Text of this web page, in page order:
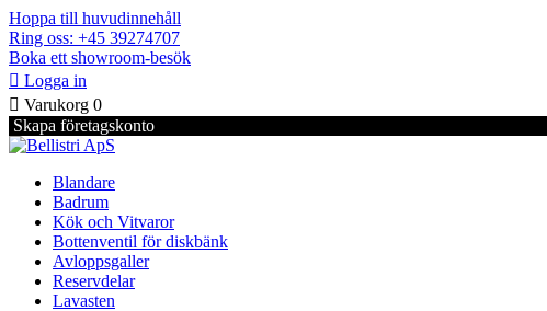
Hoppa till huvudinnehåll
Ring oss: +45 39274707
Boka ett showroom-besök
 Logga in
 Varukorg 0
Skapa företagskonto
Blandare
Badrum
Kök och Vitvaror
Bottenventil för diskbänk
Avloppsgaller
Reservdelar
Lavasten